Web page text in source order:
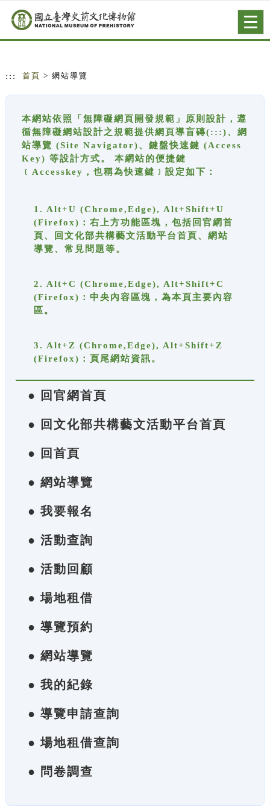
跳到主要內容
網站導覽
::: 首頁 > 網站導覽
本網站依照「無障礙網頁開發規範」原則設計，遵
循無障礙網站設計之規範提供網頁導盲磚(:::)、網
站導覽 (Site Navigator)、鍵盤快速鍵 (Access
Key) 等設計方式。 本網站的便捷鍵
﹝Accesskey，也稱為快速鍵﹞設定如下：
1. Alt+U (Chrome,Edge), Alt+Shift+U
(Firefox)：右上方功能區塊，包括回官網首
頁、回文化部共構藝文活動平台首頁、網站
導覽、常見問題等。
2. Alt+C (Chrome,Edge), Alt+Shift+C
(Firefox)：中央內容區塊，為本頁主要內容
區。
3. Alt+Z (Chrome,Edge), Alt+Shift+Z
(Firefox)：頁尾網站資訊。
● 回官網首頁
● 回文化部共構藝文活動平台首頁
● 回首頁
● 網站導覽
● 我要報名
● 活動查詢
● 活動回顧
● 場地租借
● 導覽預約
● 網站導覽
● 我的紀錄
● 導覽申請查詢
● 場地租借查詢
● 問卷調查